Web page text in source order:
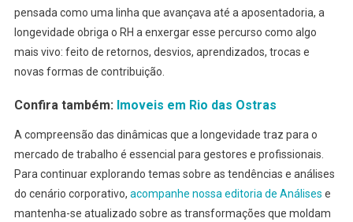
pensada como uma linha que avançava até a aposentadoria, a
longevidade obriga o RH a enxergar esse percurso como algo
mais vivo: feito de retornos, desvios, aprendizados, trocas e
novas formas de contribuição.
Confira também: Imoveis em Rio das Ostras
A compreensão das dinâmicas que a longevidade traz para o
mercado de trabalho é essencial para gestores e profissionais.
Para continuar explorando temas sobre as tendências e análises
do cenário corporativo, acompanhe nossa editoria de Análises e
mantenha-se atualizado sobre as transformações que moldam